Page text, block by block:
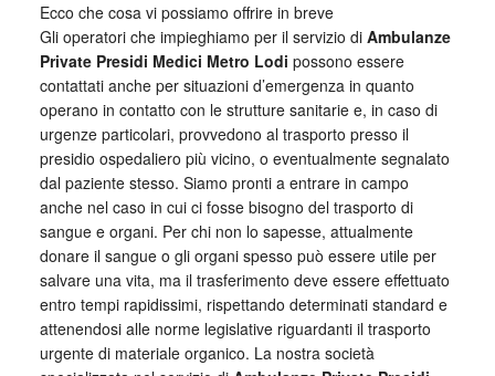
Ecco che cosa vi possiamo offrire in breve
Gli operatori che impieghiamo per il servizio di Ambulanze
Private Presidi Medici Metro Lodi possono essere
contattati anche per situazioni d’emergenza in quanto
operano in contatto con le strutture sanitarie e, in caso di
urgenze particolari, provvedono al trasporto presso il
presidio ospedaliero più vicino, o eventualmente segnalato
dal paziente stesso. Siamo pronti a entrare in campo
anche nel caso in cui ci fosse bisogno del trasporto di
sangue e organi. Per chi non lo sapesse, attualmente
donare il sangue o gli organi spesso può essere utile per
salvare una vita, ma il trasferimento deve essere effettuato
entro tempi rapidissimi, rispettando determinati standard e
attenendosi alle norme legislative riguardanti il trasporto
urgente di materiale organico. La nostra società